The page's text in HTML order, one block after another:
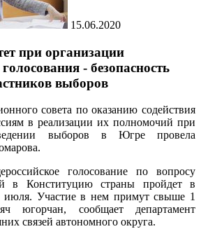
15.06.2020
при организации
- безопасность
выборов
совета по оказанию содействия
в реализации их полномочий при
выборов в Югре провела
голосование по вопросу
в Конституцию страны пройдет в
июля. Участие в нем примут свыше 1
югорчан, сообщает департамент
связей автономного округа.